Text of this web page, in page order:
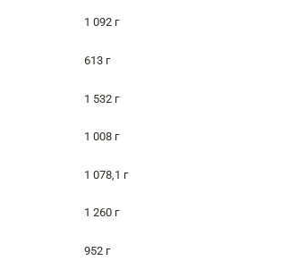
1 092 г
613 г
1 532 г
1 008 г
1 078,1 г
1 260 г
952 г